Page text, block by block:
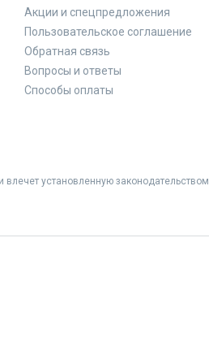
Акции и спецпредложения
Пользовательское соглашение
Обратная связь
Вопросы и ответы
Способы оплаты
установленную законодательством